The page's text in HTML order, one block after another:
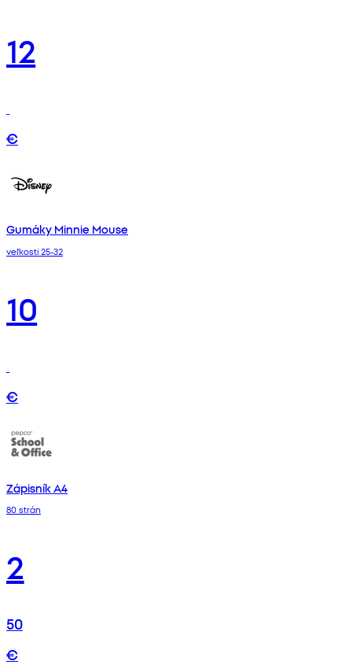
12
€
Gumáky Minnie Mouse
veľkosti 25-32
10
€
Zápisník A4
80 strán
2
50
€